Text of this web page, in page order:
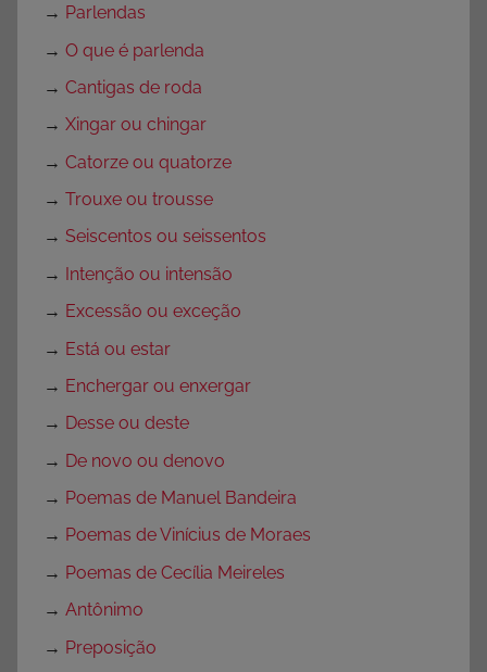
→ Parlendas
→ O que é parlenda
→ Cantigas de roda
→ Xingar ou chingar
→ Catorze ou quatorze
→ Trouxe ou trousse
→ Seiscentos ou seissentos
→ Intenção ou intensão
→ Excessão ou exceção
→ Está ou estar
→ Enchergar ou enxergar
→ Desse ou deste
→ De novo ou denovo
→ Poemas de Manuel Bandeira
→ Poemas de Vinícius de Moraes
→ Poemas de Cecília Meireles
→ Antônimo
→ Preposição